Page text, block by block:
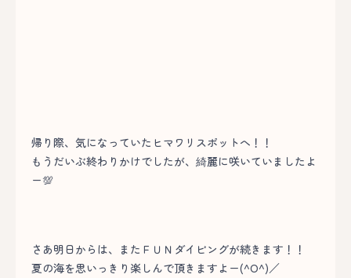
帰り際、気になっていたヒマワリスポットへ！！
もうだいぶ終わりかけでしたが、綺麗に咲いていましたよ
ー💯
さあ明日からは、またＦＵＮダイビングが続きます！！
夏の海を思いっきり楽しんで頂きますよー(^O^)／